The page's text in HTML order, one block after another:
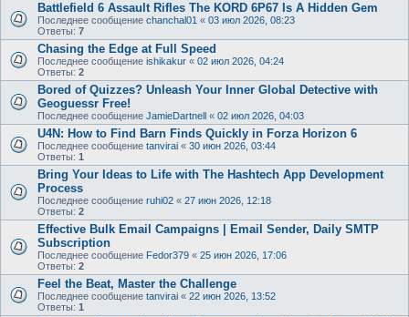
Battlefield 6 Assault Rifles The KORD 6P67 Is A Hidden Gem
Последнее сообщение chanchal01 « 03 июл 2026, 08:23
Ответы: 7
Chasing the Edge at Full Speed
Последнее сообщение ishikakur « 02 июл 2026, 04:24
Ответы: 2
Bored of Quizzes? Unleash Your Inner Global Detective with
Geoguessr Free!
Последнее сообщение JamieDartnell « 02 июл 2026, 04:03
U4N: How to Find Barn Finds Quickly in Forza Horizon 6
Последнее сообщение tanvirai « 30 июн 2026, 03:44
Ответы: 1
Bring Your Ideas to Life with The Hashtech App Development
Process
Последнее сообщение ruhi02 « 27 июн 2026, 12:18
Ответы: 2
Effective Bulk Email Campaigns | Email Sender, Daily SMTP
Subscription
Последнее сообщение Fedor379 « 25 июн 2026, 17:06
Ответы: 2
Feel the Beat, Master the Challenge
Последнее сообщение tanvirai « 22 июн 2026, 13:52
Ответы: 1